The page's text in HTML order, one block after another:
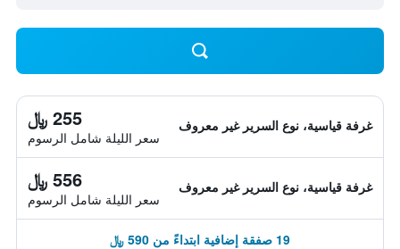
غرفة قياسية، نوع السرير غير معروف 255 ﷼
سعر الليلة شامل الرسوم
غرفة قياسية، نوع السرير غير معروف 556 ﷼
سعر الليلة شامل الرسوم
19 صفقة إضافية ابتداءً من 590 ﷼